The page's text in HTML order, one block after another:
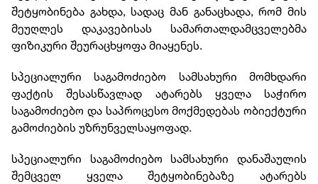
შეტყობინება გახდა, სადაც მან განაცხადა, რომ მის
მეუღლეს დაკავებისას სამართალდამცველებმა
ფიზიკური შეურაცხყოფა მიაყენეს.
სპეციალური საგამოძიებო სამსახური მომხდარი
ფაქტის შესასწავლად ატარებს ყველა საჭირო
საგამოძიებო და საპროცესო მოქმედებას ობიექტური
გამოძიების უზრუნველსაყოფად.
სპეციალური საგამოძიებო სამსახური დანაშაულის
შემცველ ყველა შეტყობინებაზე ატარებს